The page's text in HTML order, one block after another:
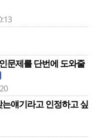
문제를 단번에 도와줄
얘기라고 인정하고 싶